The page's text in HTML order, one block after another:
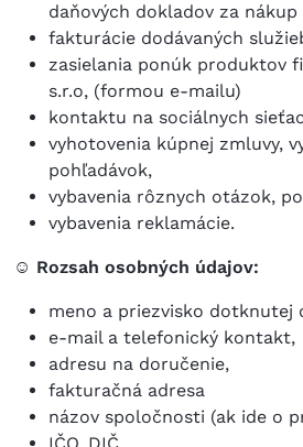
daňových dokladov za
fakturácie dodávaných
zasielania ponúk produktov
s.r.o, (formou e-mailu)
kontaktu na sociálnych
vyhotovenia kúpnej zmluvy,
pohľadávok,
vybavenia rôznych otázok,
vybavenia reklamácie.
☺ Rozsah osobných údajov:
meno a priezvisko dotknutej
e-mail a telefonický kontakt,
adresu na doručenie,
fakturačná adresa
názov spoločnosti (ak ide o